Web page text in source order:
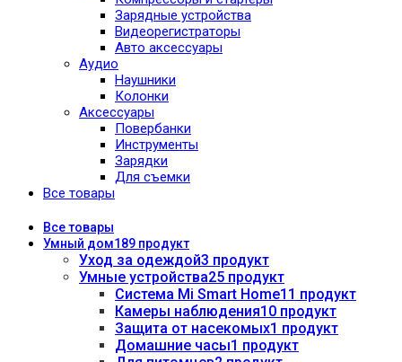
Зарядные устройства
Видеорегистраторы
Авто аксессуары
Аудио
Наушники
Колонки
Аксессуары
Повербанки
Инструменты
Зарядки
Для съемки
Все товары
Всетовары
Умный дом189 продукт
Уход за одеждой3 продукт
Умные устройства25 продукт
Система Mi Smart Home11 продукт
Камеры наблюдения10 продукт
Защита от насекомых1 продукт
Домашние часы1 продукт